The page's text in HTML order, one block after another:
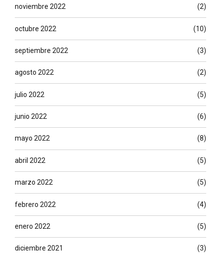
noviembre 2022 (2)
octubre 2022 (10)
septiembre 2022 (3)
agosto 2022 (2)
julio 2022 (5)
junio 2022 (6)
mayo 2022 (8)
abril 2022 (5)
marzo 2022 (5)
febrero 2022 (4)
enero 2022 (5)
diciembre 2021 (3)